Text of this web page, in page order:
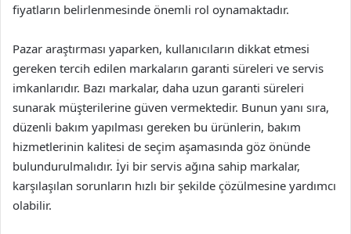
fiyatların belirlenmesinde önemli rol oynamaktadır.
Pazar araştırması yaparken, kullanıcıların dikkat etmesi
gereken tercih edilen markaların garanti süreleri ve servis
imkanlarıdır. Bazı markalar, daha uzun garanti süreleri
sunarak müşterilerine güven vermektedir. Bunun yanı sıra,
düzenli bakım yapılması gereken bu ürünlerin, bakım
hizmetlerinin kalitesi de seçim aşamasında göz önünde
bulundurulmalıdır. İyi bir servis ağına sahip markalar,
karşılaşılan sorunların hızlı bir şekilde çözülmesine yardımcı
olabilir.